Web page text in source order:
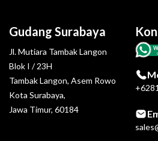
Gudang Surabaya
Jl. Mutiara Tambak Langon
Blok I / 23H
Tambak Langon, Asem Rowo
Kota Surabaya,
Jawa Timur, 60184